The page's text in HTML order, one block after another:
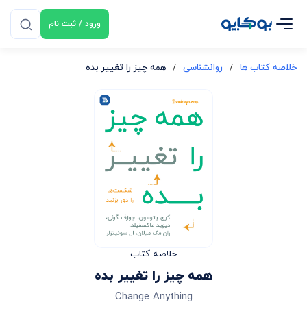
ورود / ثبت نام
خلاصه کتاب ها / روانشناسی / همه چیز را تغییر بده
خلاصه کتاب
همه چیز را تغییر بده
Change Anything